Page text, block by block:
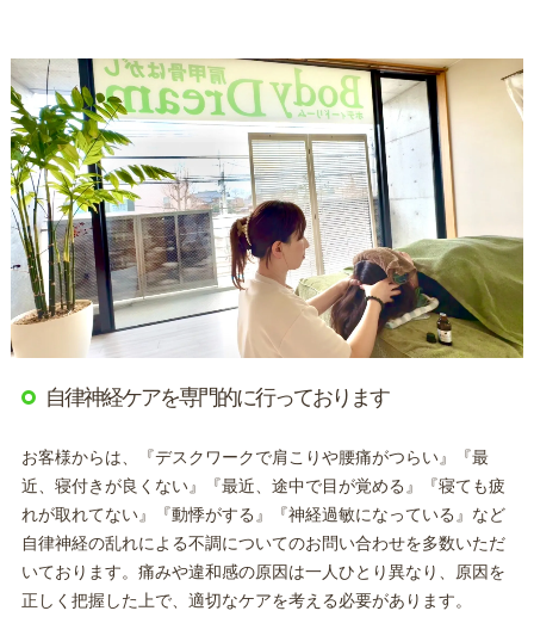
自律神経ケアを専門的に行っております
お客様からは、『デスクワークで肩こりや腰痛がつらい』『最
近、寝付きが良くない』『最近、途中で目が覚める』『寝ても疲
れが取れてない』『動悸がする』『神経過敏になっている』など
自律神経の乱れによる不調についてのお問い合わせを多数いただ
いております。痛みや違和感の原因は一人ひとり異なり、原因を
正しく把握した上で、適切なケアを考える必要があります。